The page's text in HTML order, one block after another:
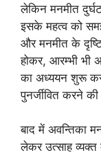
लेकिन मनमीत
इसके महत्व को
और मनमीत के
होकर, आरम्भी भी
का अध्ययन शुरू
पुनर्जीवित करने
बाद में अवन्तिका
लेकर उत्साह